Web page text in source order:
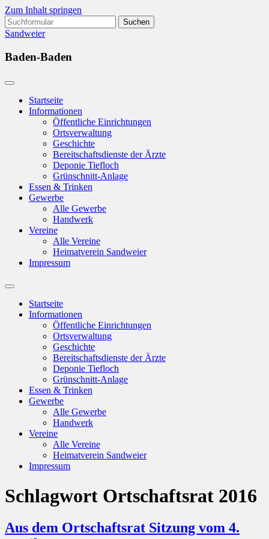
Zum Inhalt springen
Suchen
nach:
Sandweier
Baden-Baden
Startseite
Informationen
Öffentliche Einrichtungen
Ortsverwaltung
Geschichte
Bereitschaftsdienste der Ärzte
Deponie Tiefloch
Grünschnitt-Anlage
Essen & Trinken
Gewerbe
Alle Gewerbe
Handwerk
Vereine
Alle Vereine
Heimatverein Sandweier
Impressum
Suchfeld
ein-/ausblenden
Startseite
Informationen
Öffentliche Einrichtungen
Ortsverwaltung
Geschichte
Bereitschaftsdienste der Ärzte
Deponie Tiefloch
Grünschnitt-Anlage
Essen & Trinken
Gewerbe
Alle Gewerbe
Handwerk
Vereine
Alle Vereine
Heimatverein Sandweier
Impressum
Schlagwort Ortschaftsrat 2016
Aus dem Ortschaftsrat Sitzung vom 4.